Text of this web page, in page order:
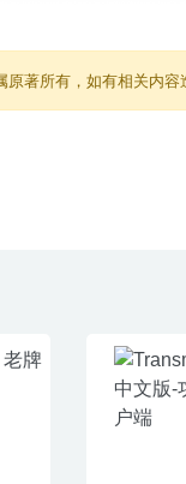
著所有，如有相关内容